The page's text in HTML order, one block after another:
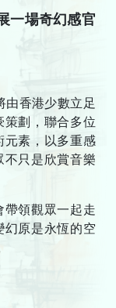
一場奇幻感官
由香港少數立足
策劃，聯合多位
元素，以多重感
不只是欣賞音樂
帶領觀眾一起走
幻原是永恆的空